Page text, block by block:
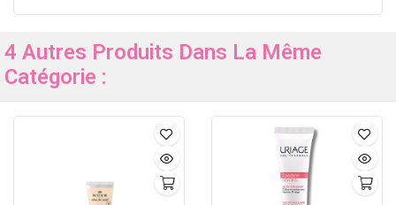
4 Autres Produits Dans La Même
Catégorie :